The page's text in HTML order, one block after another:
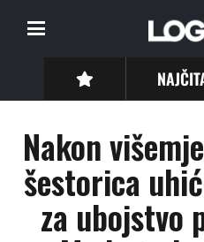
Nakon
šestorica
za ubojstvo